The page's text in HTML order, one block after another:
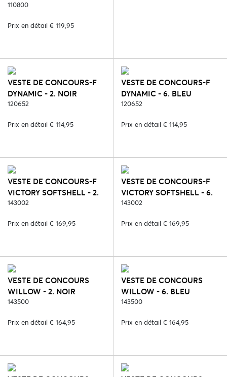
110800
Prix en détail € 119,95
VESTE DE CONCOURS-F
DYNAMIC - 2. NOIR
120652
Prix en détail € 114,95
VESTE DE CONCOURS-F
DYNAMIC - 6. BLEU
120652
Prix en détail € 114,95
VESTE DE CONCOURS-F
VICTORY SOFTSHELL - 2.
NOIR
143002
Prix en détail € 169,95
VESTE DE CONCOURS-F
VICTORY SOFTSHELL - 6.
BLEU
143002
Prix en détail € 169,95
VESTE DE CONCOURS
WILLOW - 2. NOIR
143500
Prix en détail € 164,95
VESTE DE CONCOURS
WILLOW - 6. BLEU
143500
Prix en détail € 164,95